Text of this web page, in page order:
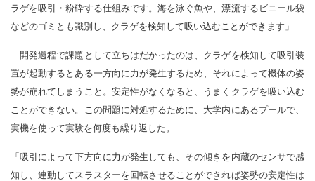
ラゲを吸引・粉砕する仕組みです。海を泳ぐ魚や、漂流するビニール袋
などのゴミとも識別し、クラゲを検知して吸い込むことができます」
開発過程で課題として立ちはだかったのは、クラゲを検知して吸引装
置が起動するとある一方向に力が発生するため、それによって機体の姿
勢が崩れてしまうこと。安定性がなくなると、うまくクラゲを吸い込む
ことができない。この問題に対処するために、大学内にあるプールで、
実機を使って実験を何度も繰り返した。
「吸引によって下方向に力が発生しても、その傾きを内蔵のセンサで感
知し、連動してスラスターを回転させることができれば姿勢の安定性は